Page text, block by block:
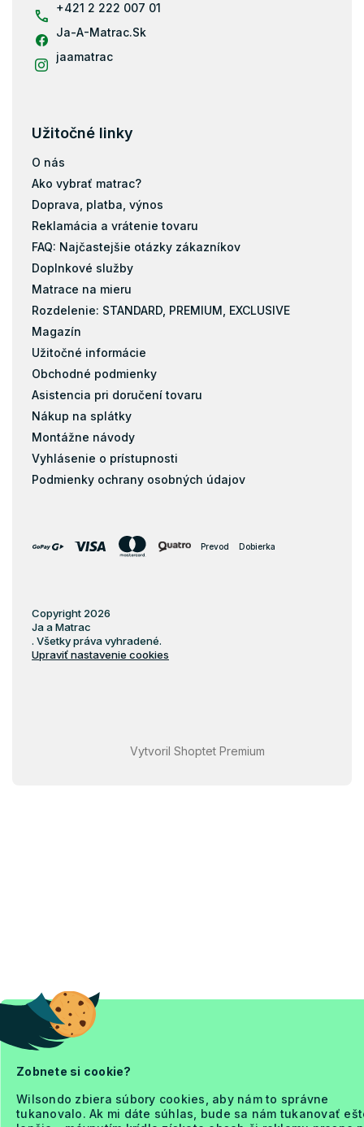
Zobnete si cookie?
Wilsondo zbiera súbory cookies, aby nám to správne
tukanovalo. Ak mi dáte súhlas, bude sa nám tukanovať
+421 2 222 007 01
Ja-A-Matrac.Sk
jaamatrac
Užitočné linky
O nás
Ako vybrať matrac?
Doprava, platba, výnos
Reklamácia a vrátenie tovaru
FAQ: Najčastejšie otázky zákazníkov
Doplnkové služby
Matrace na mieru
Rozdelenie: STANDARD, PREMIUM, EXCLUSIVE
Magazín
Užitočné informácie
Obchodné podmienky
Asistencia pri doručení tovaru
Nákup na splátky
Montážne návody
Vyhlásenie o prístupnosti
Podmienky ochrany osobných údajov
Prevod Dobierka
Vytvoril Shoptet Premium
Copyright 2026
Ja a Matrac
. Všetky práva vyhradené.
Upraviť nastavenie cookies